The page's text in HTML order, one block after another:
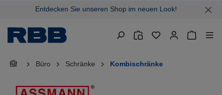
springenEntdecken Sie unseren Shop im neuen Look!
Büro Schränke Kombischränke